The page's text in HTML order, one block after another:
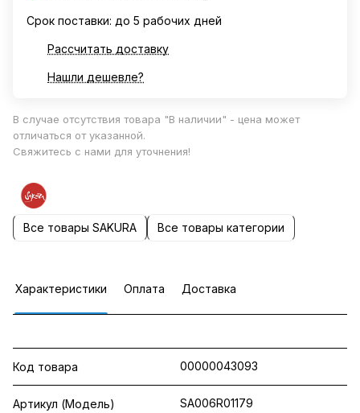
Срок поставки: до 5 рабочих дней
Рассчитать доставку
Нашли дешевле?
В случае отсутствия товара "В наличии" - цена может
отличаться от указанной.
Свяжитесь с нами для уточнения!
Все товары SAKURA Все товары категории
Характеристики Оплата Доставка
Код товара 00000043093
Артикул (Модель) SA006R01179